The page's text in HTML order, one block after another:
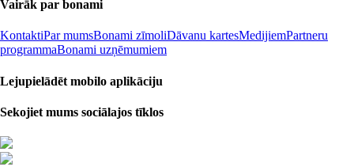
Vairāk par bonami
KontaktiPar mumsBonami zīmoliDāvanu kartesMedijiemPartneru
programmaBonami uzņēmumiem
Lejupielādēt mobilo aplikāciju
Sekojiet mums sociālajos tīklos